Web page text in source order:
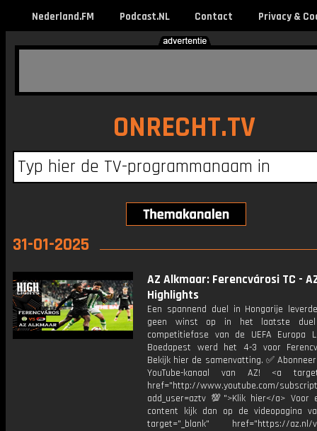
Nederland.FM Podcast.NL Contact Privacy &
ONRECHT.TV
31-01-2025
AZ Alkmaar: Ferencvárosi TC -
Highlights
Een spannend duel in Hongarije
geen winst op in het laatste
competitiefase van de UEFA Europa
Boedapest werd het 4-3 voor
Bekijk hier de samenvatting. ✅
YouTube-kanaal van AZ! <a
href="http://www.youtube.com/
add_user=aztv 💯">Klik hier</a> Voor
content kijk dan op de videopagina
target="_blank" href="https://az.nl/